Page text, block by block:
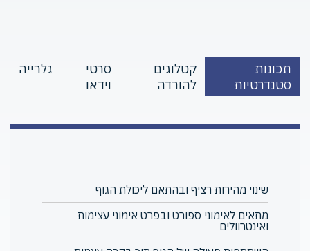
תכונות
סטנדרטיות
קטלוגים
להורדה
סרטי
וידאו
גלרייה
שינוי מהירות רציף ובהתאם ליכולת הגוף
מתאים לאימוני ספורט ובפרט אימוני עצימות
ואינטרוולים